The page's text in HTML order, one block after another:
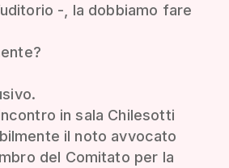
-, la dobbiamo fare
in sala Chilesotti
il noto avvocato
del Comitato per la